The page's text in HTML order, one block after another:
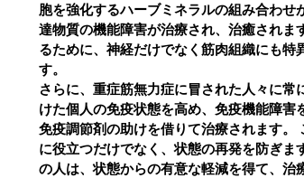
胞を強化するハーブミネラルの組み合わ
達物質の機能障害が治療され、治癒されま
るために、神経だけでなく筋肉組織にも特
す。
さらに、重症筋無力症に冒された人々に
けた個人の免疫状態を高め、免疫機能障
免疫調節剤の助けを借りて治療されます。
に役立つだけでなく、状態の再発を防ぎま
の人は、状態からの有意な軽減を得て、